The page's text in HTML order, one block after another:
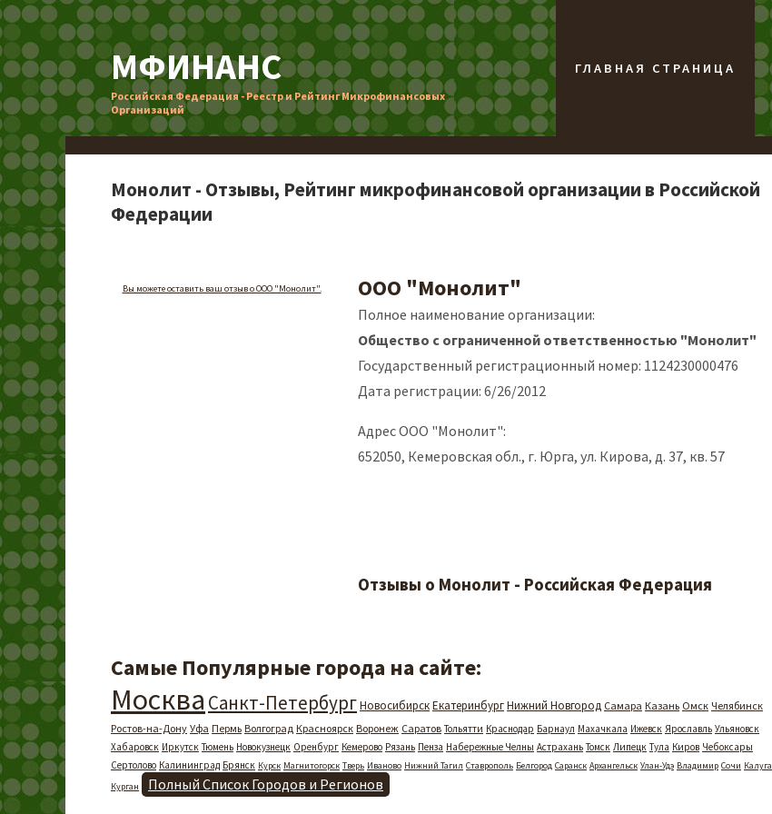
МФИНАНС
Российская Федерация - Реестр и Рейтинг Микрофинансовых
Организаций
ГЛАВНАЯ СТРАНИЦА
Монолит - Отзывы, Рейтинг микрофинансовой организации в Российской
Федерации
Вы можете оставить ваш отзыв о ООО "Монолит". ООО "Монолит"
Полное наименование организации:
Общество с ограниченной ответственностью "Монолит"
Государственный регистрационный номер: 1124230000476
Дата регистрации: 6/26/2012
Адрес ООО "Монолит":
652050, Кемеровская обл., г. Юрга, ул. Кирова, д. 37, кв. 57
Отзывы о Монолит - Российская Федерация
Самые Популярные города на сайте:
Москва Санкт-ПетербургНовосибирскЕкатеринбургНижний Новгород Самара Казань Омск Челябинск
Ростов-на-Дону Уфа Пермь Волгоград Красноярск Воронеж Саратов Тольятти Краснодар Барнаул Махачкала Ижевск Ярославль Ульяновск
Хабаровск Иркутск Тюмень Новокузнецк Оренбург Кемерово Рязань Пенза Набережные Челны Астрахань Томск Липецк Тула Киров Чебоксары
Сертолово Калининград Брянск Курск Магнитогорск Тверь Иваново Нижний Тагил Ставрополь Белгород Саранск Архангельск Улан-Удэ Владимир Сочи Калуга
Курган
Полный Список Городов и Регионов